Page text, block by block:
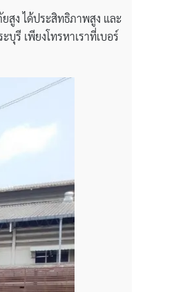
สูง ได้ประสิทธิภาพสูง และ
รี เพียงโทรหาเราที่เบอร์